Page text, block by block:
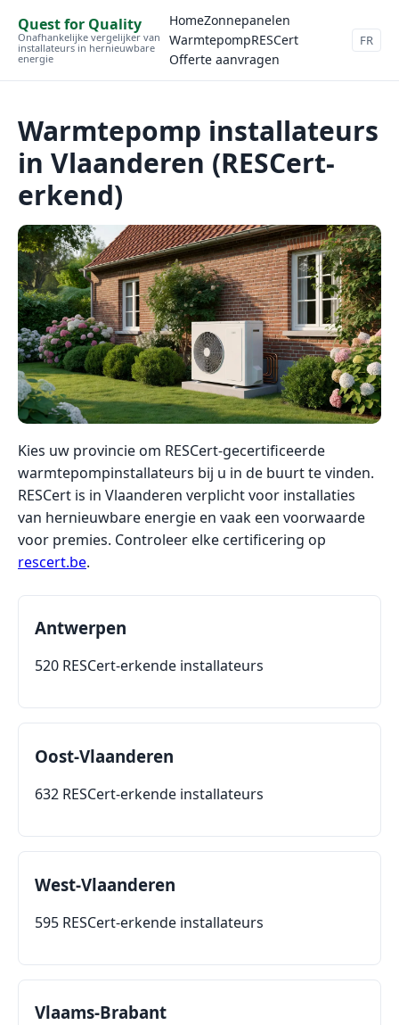
Quest for Quality
Onafhankelijke vergelijker van
installateurs in hernieuwbare
energie
HomeZonnepanelen
WarmtepompRESCert
Offerte aanvragen
FR
Warmtepomp installateurs
in Vlaanderen (RESCert-
erkend)
Kies uw provincie om RESCert-gecertificeerde
warmtepompinstallateurs bij u in de buurt te vinden.
RESCert is in Vlaanderen verplicht voor installaties
van hernieuwbare energie en vaak een voorwaarde
voor premies. Controleer elke certificering op
rescert.be.
Antwerpen
520 RESCert-erkende installateurs
Oost-Vlaanderen
632 RESCert-erkende installateurs
West-Vlaanderen
595 RESCert-erkende installateurs
Vlaams-Brabant